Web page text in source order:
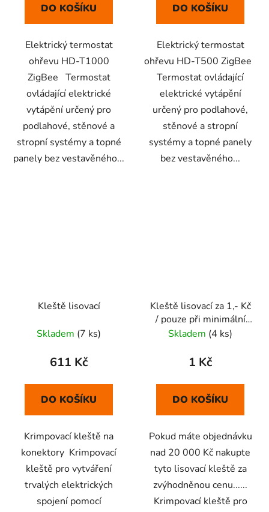
DO KOŠÍKU
Elektrický termostat
ohřevu HD-T1000
ZigBee Termostat
ovládající elektrické
vytápění určený pro
podlahové, stěnové a
stropní systémy a topné
panely bez vestavěného...
DO KOŠÍKU
Elektrický termostat
ohřevu HD-T500 ZigBee
Termostat ovládající
elektrické vytápění
určený pro podlahové,
stěnové a stropní
systémy a topné panely
bez vestavěného...
Kleště lisovací
Skladem (7 ks)
611 Kč
DO KOŠÍKU
Krimpovací kleště na
konektory Krimpovací
kleště pro vytváření
trvalých elektrických
spojení pomocí
Kleště lisovací za 1,- Kč
/ pouze při minimální
objednávce nad
Skladem (4 ks)
1 Kč
DO KOŠÍKU
Pokud máte objednávku
nad 20 000 Kč nakupte
tyto lisovací kleště za
zvýhodněnou cenu......
Krimpovací kleště pro